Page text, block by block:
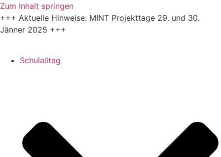
Zum Inhalt springen
+++ Aktuelle Hinweise: MINT Projekttage 29. und 30.
Jänner 2025 +++
Schulalltag